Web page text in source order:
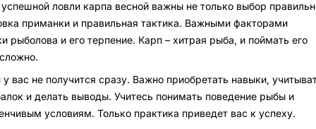
ловли карпа весной важны не только выбор
приманки и правильная тактика. Важными факторами
рыболова и его терпение. Карп – хитрая рыба, и поймать его
вас не получится сразу. Важно приобретать навыки,
и делать выводы. Учитесь понимать поведение рыбы и
условиям. Только практика приведет вас к успеху.